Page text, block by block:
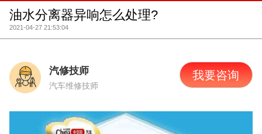
油水分离器异响怎么处理?
2021-04-27 21:53:04
汽修技师
汽车维修技师
我要咨询